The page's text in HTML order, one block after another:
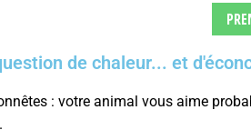
de chaleur... et
: votre animal vous aime